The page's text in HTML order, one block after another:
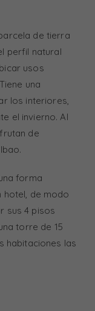
de tierra
perfil natural
usos
una
los interiores,
el invierno. Al
de
forma
hotel, de modo
sus 4 pisos
torre de 15
habitaciones las